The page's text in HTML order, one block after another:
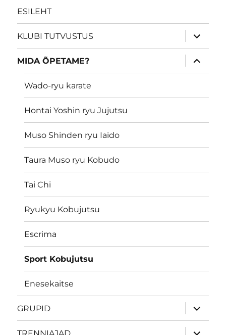
ESILEHT
KLUBI TUTVUSTUS
laienda
MIDA ÕPETAME?
laienda
Wado-ryu karate
Hontai Yoshin ryu Jujutsu
Muso Shinden ryu Iaido
Taura Muso ryu Kobudo
Tai Chi
Ryukyu Kobujutsu
Escrima
Sport Kobujutsu
Enesekaitse
GRUPID
laienda
TRENNIAJAD
laienda